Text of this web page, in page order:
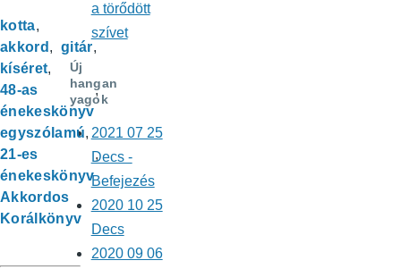
kotta
akkord
gitár
kíséret
48-as
énekeskönyv
egyszólamú
21-es
énekeskönyv
Akkordos
Korálkönyv
a törődött
szívet
Új
hangan
yagok
2021 07 25
Decs -
Befejezés
2020 10 25
Decs
2020 09 06